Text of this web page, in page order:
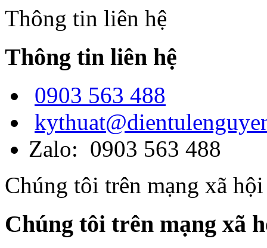
Thông tin liên hệ
Thông tin liên hệ
0903 563 488
Zalo: 0903 563 488
Chúng tôi trên mạng xã hội
Chúng tôi trên mạng xã